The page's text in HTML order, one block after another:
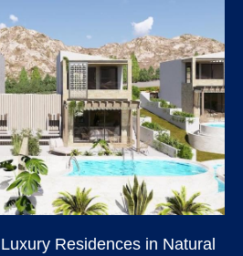
Residences in Natural